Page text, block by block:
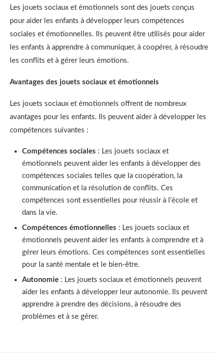
Espace à thème
Jeux & Jouets (481)
Jouets d’extérieur
Jouets éducatifs
Arts & Créativité
Jouets de construction
Jouets de simulation - Jeux de rôles
Jouets sensoriels
Jouets sociaux et émotionnels
Mathématiques
Les jouets sociaux et émotionnels sont des jouets conçus
pour aider les enfants à développer leurs compétences
sociales et émotionnelles. Ils peuvent être utilisés pour aider
les enfants à apprendre à communiquer, à coopérer, à résoudre
les conflits et à gérer leurs émotions.
Avantages des jouets sociaux et émotionnels
Les jouets sociaux et émotionnels offrent de nombreux
avantages pour les enfants. Ils peuvent aider à développer les
compétences suivantes :
Compétences sociales : Les jouets sociaux et
émotionnels peuvent aider les enfants à développer des
compétences sociales telles que la coopération, la
communication et la résolution de conflits. Ces
compétences sont essentielles pour réussir à l’école et
dans la vie.
Compétences émotionnelles : Les jouets sociaux et
émotionnels peuvent aider les enfants à comprendre et à
gérer leurs émotions. Ces compétences sont essentielles
pour la santé mentale et le bien-être.
Autonomie : Les jouets sociaux et émotionnels peuvent
aider les enfants à développer leur autonomie. Ils peuvent
apprendre à prendre des décisions, à résoudre des
problèmes et à se gérer.